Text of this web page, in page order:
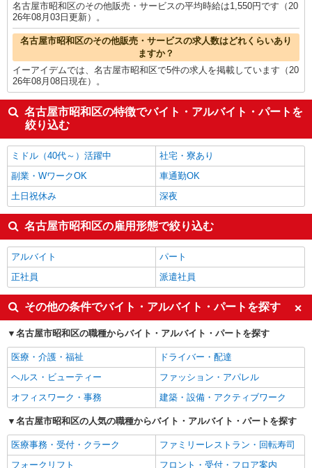
名古屋市昭和区のその他販売・サービスの平均時給は1,550円です（20
26年08月03日更新）。
名古屋市昭和区のその他販売・サービスの求人数はどれくらいあり
ますか？
イーアイデムでは、名古屋市昭和区で5件の求人を掲載しています（20
26年08月08日現在）。
名古屋市昭和区の特徴でバイト・アルバイト・パートを
絞り込む
ミドル（40代～）活躍中
社宅・寮あり
副業・WワークOK
車通勤OK
土日祝休み
深夜
名古屋市昭和区の雇用形態で絞り込む
アルバイト
パート
正社員
派遣社員
その他の条件でバイト・アルバイト・パートを探す
名古屋市昭和区の職種からバイト・アルバイト・パートを探す
医療・介護・福祉
ドライバー・配達
ヘルス・ビューティー
ファッション・アパレル
オフィスワーク・事務
建築・設備・アクティブワーク
名古屋市昭和区の人気の職種からバイト・アルバイト・パートを探す
医療事務・受付・クラーク
ファミリーレストラン・回転寿司
フォークリフト
フロント・受付・フロア案内